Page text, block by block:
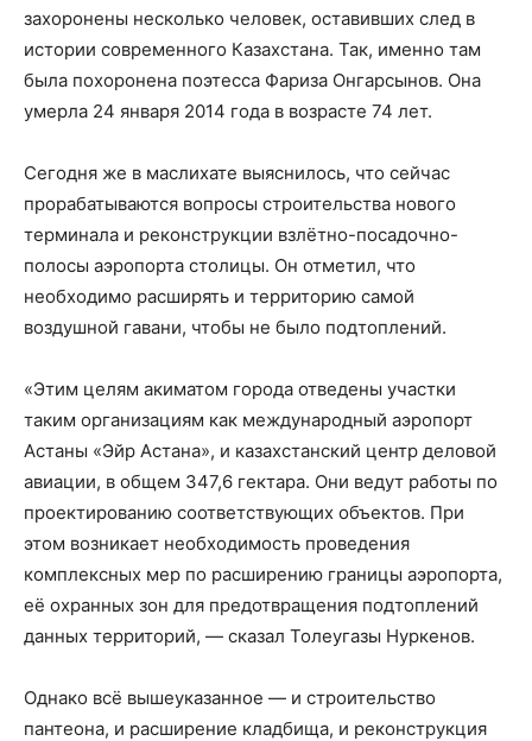
захоронены несколько человек, оставивших след в
истории современного Казахстана. Так, именно там
была похоронена поэтесса Фариза Онгарсынов. Она
умерла 24 января 2014 года в возрасте 74 лет.
Сегодня же в маслихате выяснилось, что сейчас
прорабатываются вопросы строительства нового
терминала и реконструкции взлётно-посадочно-
полосы аэропорта столицы. Он отметил, что
необходимо расширять и территорию самой
воздушной гавани, чтобы не было подтоплений.
«Этим целям акиматом города отведены участки
таким организациям как международный аэропорт
Астаны «Эйр Астана», и казахстанский центр деловой
авиации, в общем 347,6 гектара. Они ведут работы по
проектированию соответствующих объектов. При
этом возникает необходимость проведения
комплексных мер по расширению границы аэропорта,
её охранных зон для предотвращения подтоплений
данных территорий, — сказал Толеугазы Нуркенов.
Однако всё вышеуказанное — и строительство
пантеона, и расширение кладбища, и реконструкция